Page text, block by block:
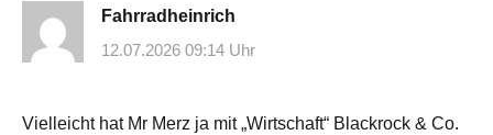
Fahrradheinrich
12.07.2026 09:14 Uhr
Vielleicht hat Mr Merz ja mit „Wirtschaft“ Blackrock & Co.